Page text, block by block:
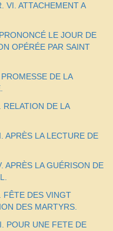
VI. ATTACHEMENT A
LE JOUR DE
OPÉRÉE PAR SAINT
DE LA
RELATION DE LA
APRÈS LA LECTURE DE
APRÈS LA GUÉRISON DE
FÊTE DES VINGT
DES MARTYRS.
POUR UNE FETE DE